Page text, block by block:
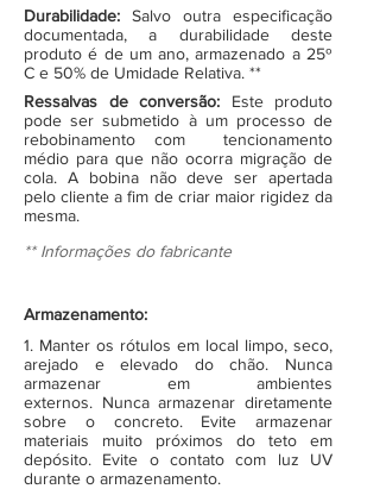
Durabilidade: Salvo outra especificação
documentada, a durabilidade deste
produto é de um ano, armazenado a 25º
C e 50% de Umidade Relativa. **
Ressalvas de conversão: Este produto
pode ser submetido à um processo de
rebobinamento com tencionamento
médio para que não ocorra migração de
cola. A bobina não deve ser apertada
pelo cliente a fim de criar maior rigidez da
mesma.
** Informações do fabricante
Armazenamento:
1. Manter os rótulos em local limpo, seco,
arejado e elevado do chão. Nunca
armazenar em ambientes
externos. Nunca armazenar diretamente
sobre o concreto. Evite armazenar
materiais muito próximos do teto em
depósito. Evite o contato com luz UV
durante o armazenamento.